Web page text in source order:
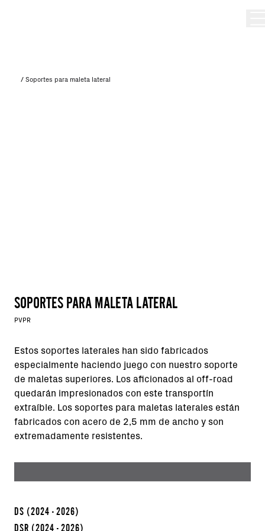
/ Soportes para maleta lateral
SOPORTES PARA MALETA LATERAL
PVPR
Estos soportes laterales han sido fabricados
especialmente haciendo juego con nuestro soporte
de maletas superiores. Los aficionados al off-road
quedarán impresionados con este transportín
extraíble. Los soportes para maletas laterales están
fabricados con acero de 2,5 mm de ancho y son
extremadamente resistentes.
DS (2024 - 2026)
DSR (2024 - 2026)